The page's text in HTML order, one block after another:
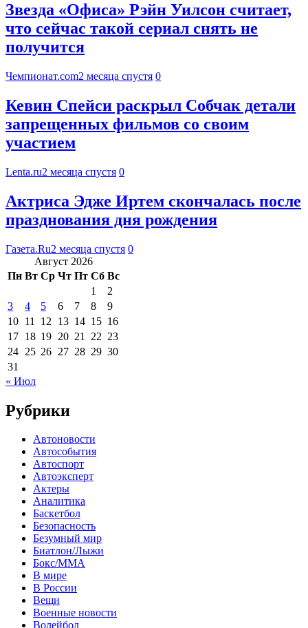
Звезда «Офиса» Рэйн Уилсон считает,
что сейчас такой сериал снять не
получится
Чемпионат.com2 месяца спустя 0
Кевин Спейси раскрыл Собчак детали
запрещенных фильмов со своим
участием
Lenta.ru2 месяца спустя 0
Актриса Эдже Иртем скончалась после
празднования дня рождения
Газета.Ru2 месяца спустя 0
Август 2026
Пн Вт Ср Чт Пт Сб Вс
1
2
3
4 5 6 7 8
9
10 11 12 13 14 15 16
17 18 19 20 21 22 23
24 25 26 27 28 29 30
31
« Июл
Рубрики
Автоновости
Автособытия
Автоспорт
Автоэксперт
Актеры
Аналитика
Баскетбол
Безопасность
Безумный мир
Биатлон/Лыжи
Бокс/MMA
В мире
В России
Вещи
Военные новости
Волейбол